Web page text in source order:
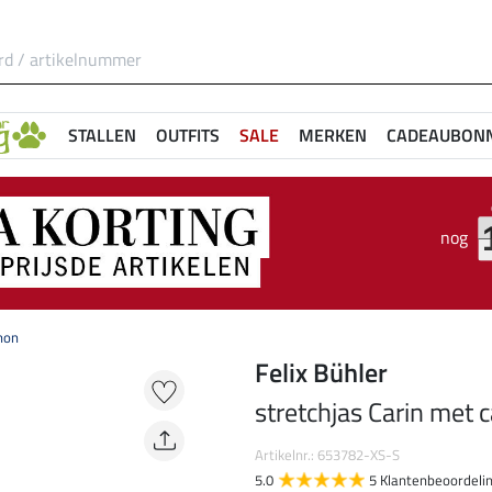
STALLEN OUTFITS SALE MERKEN
nog
Felix Bühler
stretchjas Carin met
Artikelnr.: 653782-XS-S
5.0
5